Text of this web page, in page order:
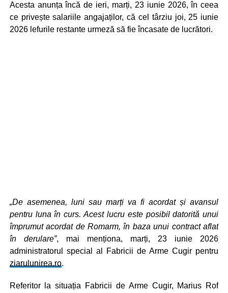
Acesta anunța încă de ieri, marți, 23 iunie 2026, în ceea
ce privește salariile angajaților, că cel târziu joi, 25 iunie
2026 lefurile restante urmeză să fie încasate de lucrători.
„De asemenea, luni sau marți va fi acordat și avansul
pentru luna în curs. Acest lucru este posibil datorită unui
împrumut acordat de Romarm, în baza unui contract aflat
în derulare”, mai menționa, marți, 23 iunie 2026
administratorul special al Fabricii de Arme Cugir pentru
ziarulunirea.ro.
Referitor la situația Fabricii de Arme Cugir, Marius Rof